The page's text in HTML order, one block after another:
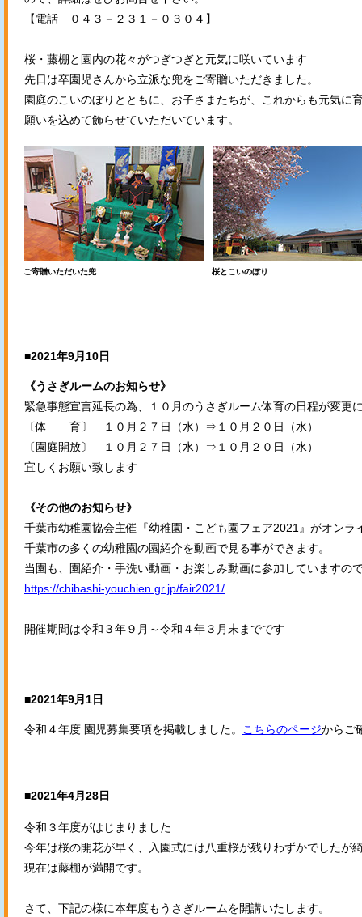
【電話 ０４３－２３１－０３０４】
桜・藤棚と園内の花々がつぎつぎと元気に咲いています
先日は卒園児さんから立派な兜をご寄贈いただきました。
園庭のこいのぼりとともに、お子さまたちが、これからも元気に
願いを込めて飾らせていただいています。
ご寄贈いただいた兜 桜とこいのぼり
■2021年9月10日
《うさぎルームのお知らせ》
緊急事態宣言延長の為、１０月のうさぎルーム体育の日程が変更
〔体 育〕 １０月２７日（水）⇒１０月２０日（水）
〔園庭開放〕 １０月２７日（水）⇒１０月２０日（水）
宜しくお願い致します
《その他のお知らせ》
千葉市幼稚園協会主催『幼稚園・こども園フェア2021』がオンラ
千葉市の多くの幼稚園の園紹介を動画で見る事ができます。
当園も、園紹介・手洗い動画・お楽しみ動画に参加していますの
https://chibashi-youchien.gr.jp/fair2021/
開催期間は令和３年９月～令和４年３月末までです
■2021年9月1日
令和４年度 園児募集要項を掲載しました。 こちらのページからご
■2021年4月28日
令和３年度がはじまりました
今年は桜の開花が早く、入園式には八重桜が残りわずかでしたが
現在は藤棚が満開です。
さて、下記の様に本年度もうさぎルームを開講いたします。